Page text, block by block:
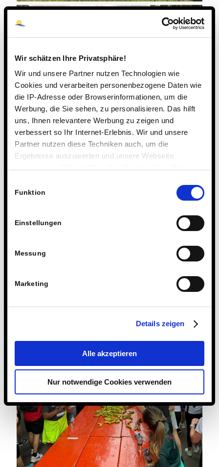
Wir schätzen Ihre Privatsphäre!
Wir und unsere Partner nutzen Technologien wie
Cookies und verarbeiten personenbezogene Daten wie
die IP-Adresse oder Browserinformationen, um die
Werbung, die Sie sehen, zu personalisieren. Das hilft
uns, Ihnen relevantere Werbung zu zeigen und
verbessert so Ihr Internet-Erlebnis. Wir und unsere
Partner nutzen diese Techniken auch, um die
Ergebnisse auszuwerten und unsere Webseite
Technologien.
Funktion
Einstellungen
Messung
Marketing
Details zeigen
Alle akzeptieren
Nur notwendige Cookies verwenden